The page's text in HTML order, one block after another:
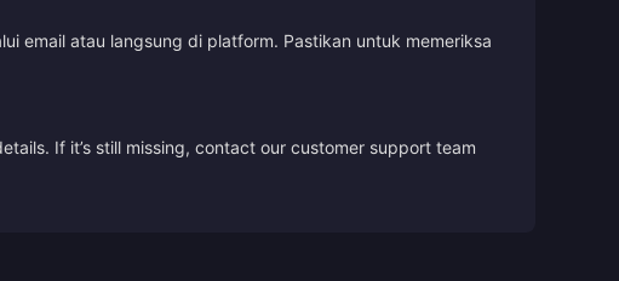
email atau langsung di platform. Pastikan untuk memeriksa
If it’s still missing, contact our customer support team